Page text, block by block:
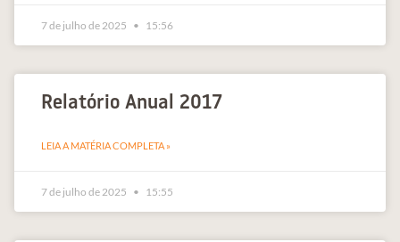
7 de julho de 2025 15:56
Relatório Anual 2017
LEIA A MATÉRIA COMPLETA »
7 de julho de 2025 15:55